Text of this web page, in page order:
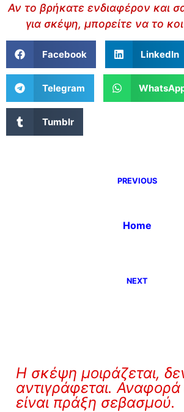
Αν το βρήκατε ενδιαφέρον και
για σκέψη, μπορείτε να το
Facebook LinkedIn
Telegram
Tumblr
PREVIOUS
Home
NEXT
Η σκέψη μοιράζεται,
αντιγράφεται.
είναι πράξη σεβασμού.